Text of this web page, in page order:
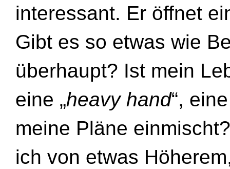
interessant. Er öffnet
Gibt es so etwas wie
überhaupt? Ist mein
eine „heavy hand“,
meine Pläne
ich von etwas